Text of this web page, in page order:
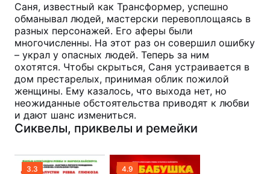
Саня, известный как Трансформер, успешно
обманывал людей, мастерски перевоплощаясь в
разных персонажей. Его аферы были
многочисленны. На этот раз он совершил ошибку
– украл у опасных людей. Теперь за ним
охотятся. Чтобы скрыться, Саня устраивается в
дом престарелых, принимая облик пожилой
женщины. Ему казалось, что выхода нет, но
неожиданные обстоятельства приводят к любви
и дают шанс измениться.
Сиквелы, приквелы и ремейки
3.3 4.9